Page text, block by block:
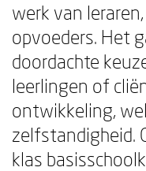
werk van
opvoeders. Het
doordachte
leerlingen of
ontwikkeling,
zelfstandigheid.
klas